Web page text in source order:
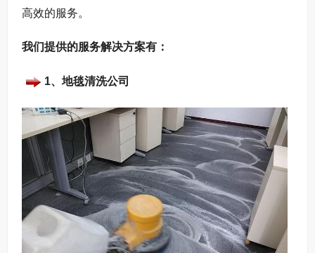
高效的服务。
我们提供的服务解决方案有：
1、地毯清洗公司